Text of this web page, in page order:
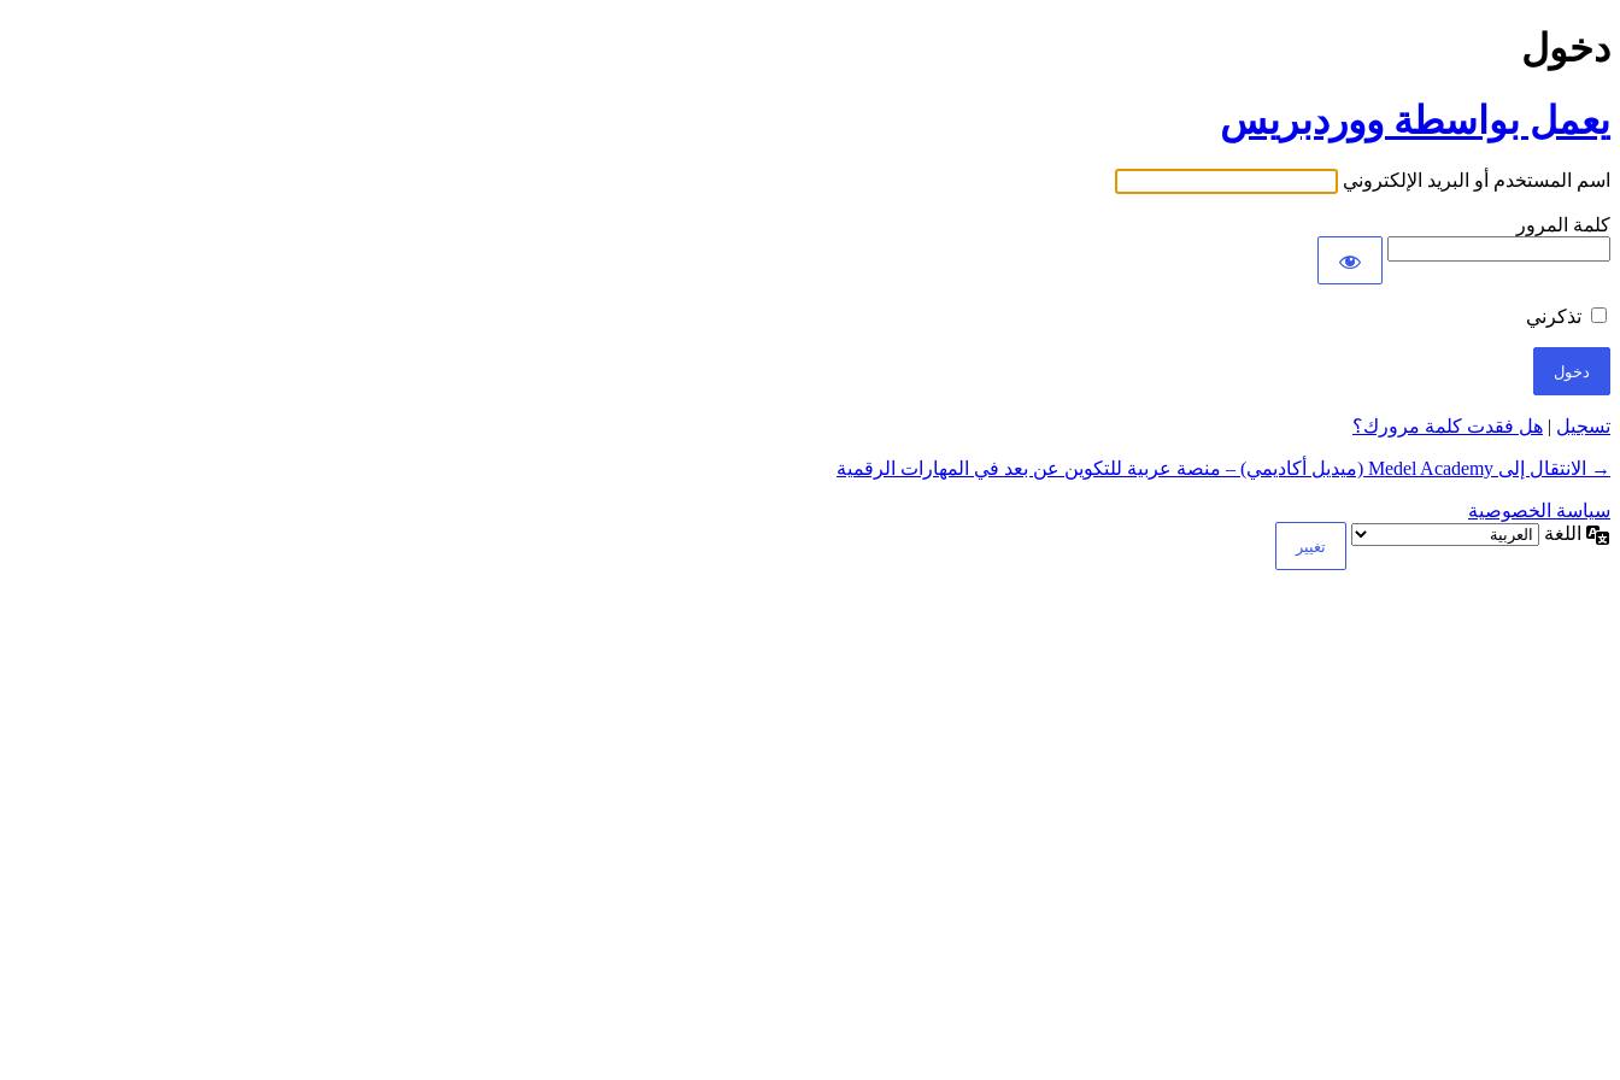
دخول
يعمل بواسطة ووردبريس
اسم المستخدم أو البريد الإلكتروني
كلمة المرور
تذكرني
تسجيل | هل فقدت كلمة مرورك؟
→ الانتقال إلى Medel Academy (ميديل أكاديمي) – منصة عربية للتكوين عن بعد في المهارات الرقمية
سياسة الخصوصية
اللغة